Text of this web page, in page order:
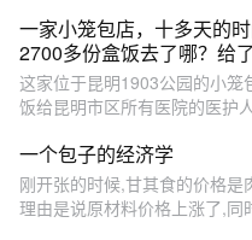
一家小笼包店，十多天的
2700多份盒饭去了哪？给
这家位于昆明1903公园的小笼
饭给昆明市区所有医院的医护
一个包子的经济学
刚开张的时候,甘其食的价格
理由是说原材料价格上涨了,同